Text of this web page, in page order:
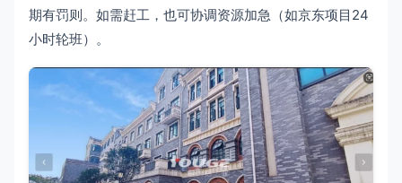
期有罚则。如需赶工，也可协调资源加急（如京东项目24
小时轮班）。